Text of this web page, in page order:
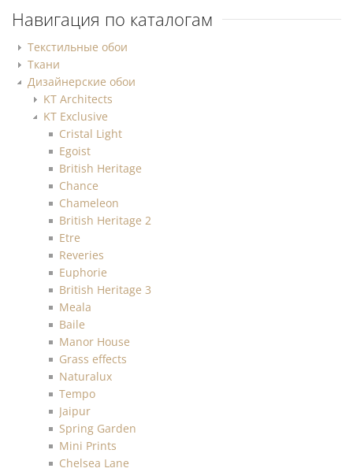
Навигация по каталогам
Текстильные обои
Ткани
Дизайнерские обои
KT Architects
KT Exclusive
Cristal Light
Egoist
British Heritage
Chance
Chameleon
British Heritage 2
Etre
Reveries
Euphorie
British Heritage 3
Meala
Baile
Manor House
Grass effects
Naturalux
Tempo
Jaipur
Spring Garden
Mini Prints
Chelsea Lane